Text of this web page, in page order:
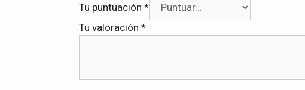
Tu puntuación *
Tu valoración *